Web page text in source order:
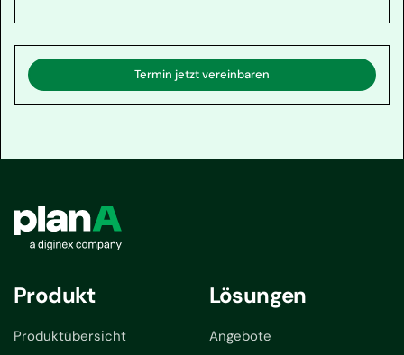
Termin jetzt vereinbaren
Produkt
Produktübersicht
Lösungen
Angebote